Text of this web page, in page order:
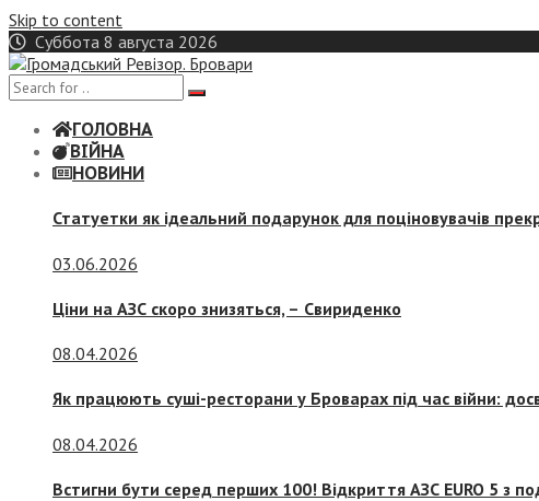
Skip to content
Суббота 8 августа 2026
ГОЛОВНА
ВІЙНА
НОВИНИ
Статуетки як ідеальний подарунок для поціновувачів
03.06.2026
Ціни на АЗС скоро знизяться, – Свириденко
08.04.2026
Як працюють суші-ресторани у Броварах під час війни:
08.04.2026
Встигни бути серед перших 100! Відкриття АЗС EURO 5 з